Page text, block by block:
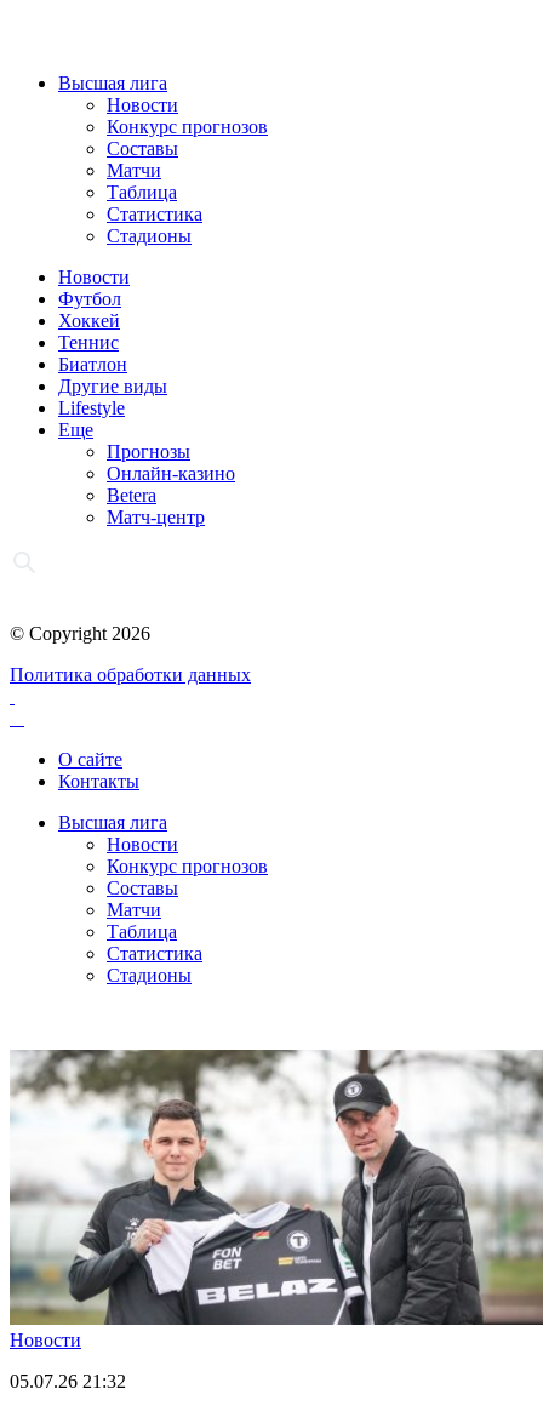
Высшая лига
Новости
Конкурс прогнозов
Составы
Матчи
Таблица
Статистика
Стадионы
Новости
Футбол
Хоккей
Теннис
Биатлон
Другие виды
Lifestyle
Еще
Прогнозы
Онлайн-казино
Betera
Матч-центр
© Copyright 2026
Политика обработки данных
О сайте
Контакты
Высшая лига
Новости
Конкурс прогнозов
Составы
Матчи
Таблица
Статистика
Стадионы
Новости
05.07.26 21:32